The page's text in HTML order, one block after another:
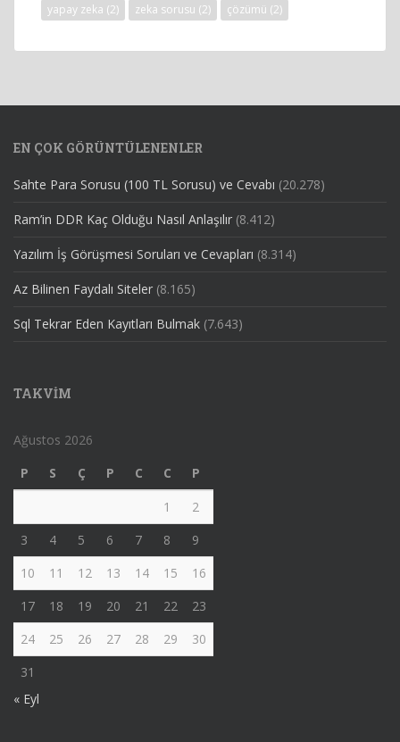
yapay zeka (2) zeka sorusu (2) çözümü (2)
EN ÇOK GÖRÜNTÜLENENLER
Sahte Para Sorusu (100 TL Sorusu) ve Cevabı (20.278)
Ram’in DDR Kaç Olduğu Nasıl Anlaşılır (8.412)
Yazılım İş Görüşmesi Soruları ve Cevapları (8.314)
Az Bilinen Faydalı Siteler (8.165)
Sql Tekrar Eden Kayıtları Bulmak (7.643)
TAKVIM
Ağustos 2026
P
S Ç P C C
P
1
2
3
4 5 6 7 8
9
10
11 12 13 14 15
16
17
18 19 20 21 22
23
24
25 26 27 28 29
30
31
« Eyl